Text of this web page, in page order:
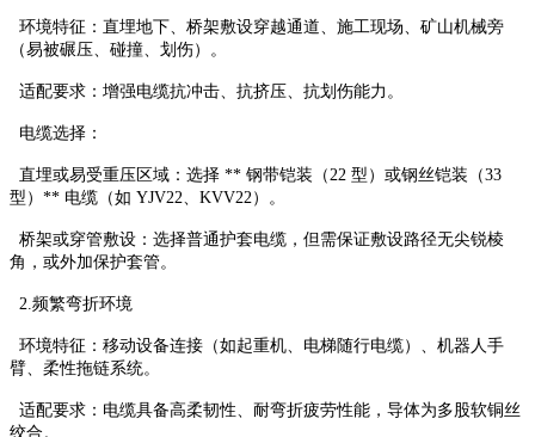
环境特征：直埋地下、桥架敷设穿越通道、施工现场、矿山机械旁
（易被碾压、碰撞、划伤）。
适配要求：增强电缆抗冲击、抗挤压、抗划伤能力。
电缆选择：
直埋或易受重压区域：选择 ** 钢带铠装（22 型）或钢丝铠装（33
型）** 电缆（如 YJV22、KVV22）。
桥架或穿管敷设：选择普通护套电缆，但需保证敷设路径无尖锐棱
角，或外加保护套管。
2.频繁弯折环境
环境特征：移动设备连接（如起重机、电梯随行电缆）、机器人手
臂、柔性拖链系统。
适配要求：电缆具备高柔韧性、耐弯折疲劳性能，导体为多股软铜丝
绞合。